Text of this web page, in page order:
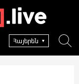
Հայերեն